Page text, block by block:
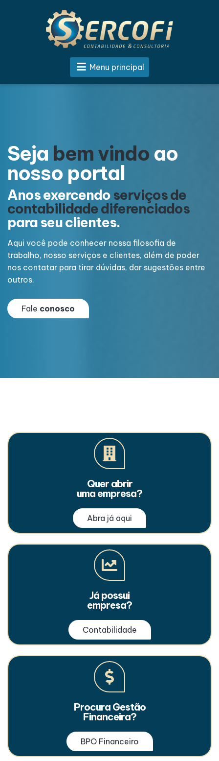
Menu principal
Seja bem vindo ao
nosso portal
Anos exercendo serviços de
contabilidade diferenciados
para seu clientes.
Aqui você pode conhecer nossa filosofia de
trabalho, nosso serviços e clientes, além de poder
nos contatar para tirar dúvidas, dar sugestões entre
outros.
Fale conosco
Quer abrir
uma empresa?
Abra já aqui
Já possui
empresa?
Contabilidade
Procura Gestão
Financeira?
BPO Financeiro